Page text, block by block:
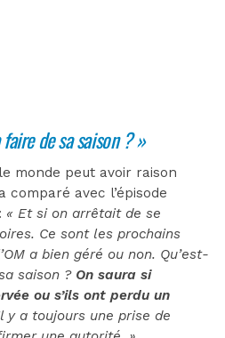
faire de sa saison ?»
monde peut avoir raison
comparé avec l’épisode
« Et si on arrêtait de se
Ce sont les prochains
a bien géré ou non. Qu’est-
saison ? On saura si
ou s’ils ont perdu un
y a toujours une prise de